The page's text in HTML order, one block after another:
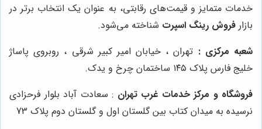
خدمات متمایز و قیمت‌های رقابتی، به عنوان یک انتخاب برتر در
بازار فروش رینگ اسپرت شناخته می‌شود.
شعبه مرکزی : تهران ، خیابان امیر کبیر شرقی ، روبروی پاساژ
خلیج فارس پلاک ۱۴۵ ساختمان چرخ و یدک.
فروشگاه و مرکز خدمات غرب تهران : سعادت آباد بلوار فرحزادی
نرسیده به میدان کتاب بین گلستان اول و گلستان دوم پلاک 73